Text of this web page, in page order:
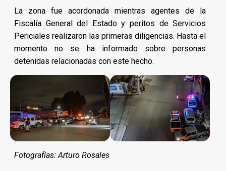
La zona fue acordonada mientras agentes de la
Fiscalía General del Estado y peritos de Servicios
Periciales realizaron las primeras diligencias. Hasta el
momento no se ha informado sobre personas
detenidas relacionadas con este hecho.
Fotografías: Arturo Rosales